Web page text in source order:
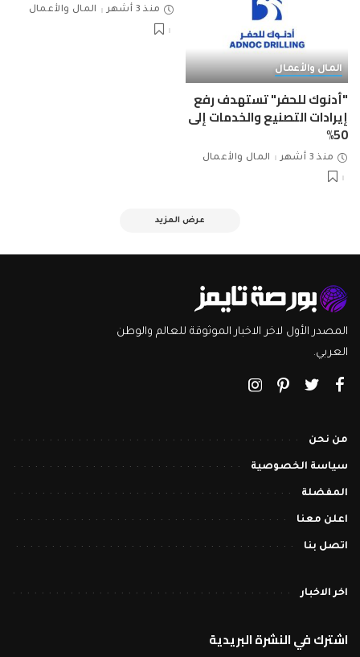
المال والأعمال
"أدنوك للحفر" تستهدف رفع
إيرادات التصنيع والخدمات إلى
50%
منذ 3 أشهر المال والأعمال
منذ 3 أشهر المال والأعمال
عرض المزيد
المصدر الأول لاخر الاخبار الموثوقة للعالم والوطن
العربي.
من نحن
سياسة الخصوصية
المفضلة
اعلن معنا
اتصل بنا
اخر الاخبار
اشترك في النشرة البريدية